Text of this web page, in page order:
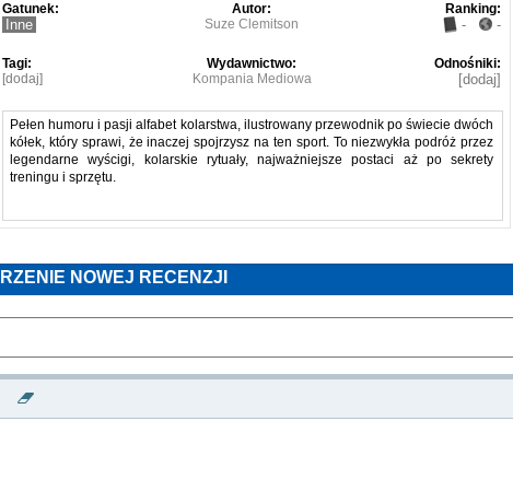
Gatunek:
Inne
Autor:
Suze Clemitson
Ranking:
- -
Tagi:
[dodaj]
Wydawnictwo:
Kompania Mediowa
Odnośniki:
[dodaj]
Pełen humoru i pasji alfabet kolarstwa, ilustrowany przewodnik po świecie dwóch
kółek, który sprawi, że inaczej spojrzysz na ten sport. To niezwykła podróż przez
legendarne wyścigi, kolarskie rytuały, najważniejsze postaci aż po sekrety
treningu i sprzętu.
słyszałem pytanie: czy napisze Pan kiedyś książkę o kolarstwie? Zastanawiałem
się czasem, jaka mogłaby to być książka i kiedy wziąłem pierwszy raz do ręki „P
jak peleton” pomyślałem - a może właśnie taka?
wzbogacona pięknymi ilustracjami Marka Fairhursta znakomicie wpisuje się w
ten romantyczny rytm. Trudno się od niej oderwać, ale czasem trzeba, żeby
NOWEJ RECENZJI